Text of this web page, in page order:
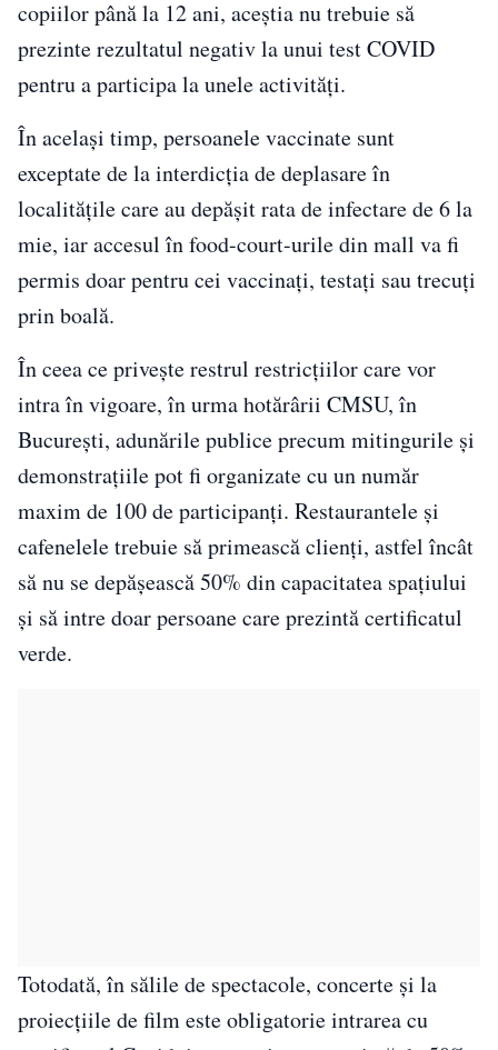
copiilor până la 12 ani, aceștia nu trebuie să
prezinte rezultatul negativ la unui test COVID
pentru a participa la unele activităţi.
În același timp, persoanele vaccinate sunt
exceptate de la interdicţia de deplasare în
localităţile care au depăşit rata de infectare de 6 la
mie, iar accesul în food-court-urile din mall va fi
permis doar pentru cei vaccinaţi, testaţi sau trecuţi
prin boală.
În ceea ce privește restrul restricțiilor care vor
intra în vigoare, în urma hotărârii CMSU, în
București, adunările publice precum mitingurile și
demonstrațiile pot fi organizate cu un număr
maxim de 100 de participanți. Restaurantele și
cafenelele trebuie să primească clienți, astfel încât
să nu se depășească 50% din capacitatea spațiului
și să intre doar persoane care prezintă certificatul
verde.
Totodată, în sălile de spectacole, concerte și la
proiecțiile de film este obligatorie intrarea cu